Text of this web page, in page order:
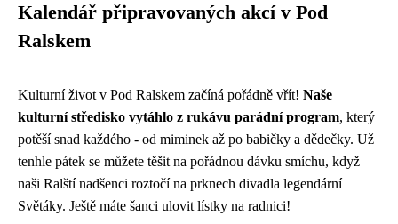
Kalendář připravovaných akcí v Pod
Ralskem
Kulturní život v Pod Ralskem začíná pořádně vřít! Naše
kulturní středisko vytáhlo z rukávu parádní program, který
potěší snad každého - od miminek až po babičky a dědečky. Už
tenhle pátek se můžete těšit na pořádnou dávku smíchu, když
naši Ralští nadšenci roztočí na prknech divadla legendární
Světáky. Ještě máte šanci ulovit lístky na radnici!